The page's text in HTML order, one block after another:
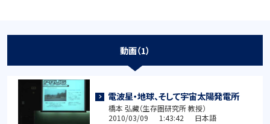
動画（1）
電波星・地球、そして宇宙太陽発電所
橋本 弘藏（生存圏研究所 教授）
2010/03/09 1:43:42 日本語